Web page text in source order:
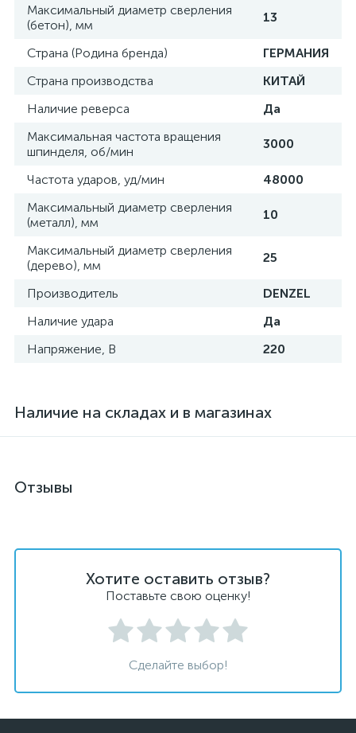
Максимальный диаметр сверления
(бетон), мм
13
Страна (Родина бренда)
ГЕРМАНИЯ
Страна производства
КИТАЙ
Наличие реверса
Да
Максимальная частота вращения
шпинделя, об/мин
3000
Частота ударов, уд/мин
48000
Максимальный диаметр сверления
(металл), мм
10
Максимальный диаметр сверления
(дерево), мм
25
Производитель
DENZEL
Наличие удара
Да
Напряжение, В
220
Наличие на складах и в магазинах
Отзывы
Хотите оставить отзыв?
Поставьте свою оценку!
Сделайте выбор!